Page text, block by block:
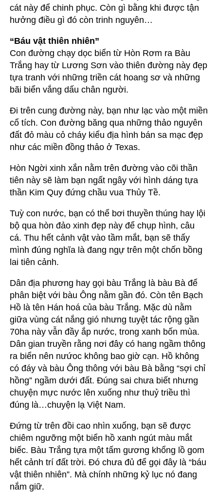
cát này để chinh phục. Còn gì bằng khi được tận
hưởng điều gì đó còn trinh nguyên…
“Báu vật thiên nhiên”
Con đường chạy dọc biển từ Hòn Rơm ra Bàu
Trắng hay từ Lương Sơn vào thiên đường này đẹp
tựa tranh với những triền cát hoang sơ và những
bãi biển vắng dấu chân người.
Đi trên cung đường này, bạn như lạc vào một miền
cổ tích. Con đường băng qua những thảo nguyên
đất đỏ màu cỏ cháy kiểu địa hình bán sa mạc đẹp
như các miền đồng thảo ở Texas.
Hòn Ngời xinh xắn nằm trên đường vào cõi thần
tiên này sẽ làm bạn ngất ngây với hình dáng tựa
thần Kim Quy đứng chầu vua Thủy Tề.
Tuỳ con nước, bạn có thể bơi thuyền thúng hay lội
bộ qua hòn đảo xinh đẹp này để chụp hình, câu
cá. Thu hết cảnh vật vào tầm mắt, bạn sẽ thấy
mình đúng nghĩa là đang ngự trên một chốn bồng
lai tiên cảnh.
Dân địa phương hay gọi bàu Trắng là bàu Bà để
phân biệt với bàu Ông nằm gần đó. Còn tên Bạch
Hồ là tên Hán hoá của bàu Trắng. Mặc dù nằm
giữa vùng cát nắng gió nhưng tuyệt tác rộng gần
70ha này vẫn đầy ắp nước, trong xanh bốn mùa.
Dân gian truyền rằng nơi đây có hang ngầm thông
ra biển nên nưứoc không bao giờ cạn. Hồ không
có đáy và bàu Ông thông với bàu Bà bằng “sợi chỉ
hồng” ngầm dưới đất. Đúng sai chưa biết nhưng
chuyện mực nước lên xuống như thuỷ triều thì
đúng là…chuyện lạ Việt Nam.
Đứng từ trên đồi cao nhìn xuống, bạn sẽ được
chiêm ngưỡng một biển hồ xanh ngút màu mắt
biếc. Bàu Trắng tựa một tấm gương khổng lồ gom
hết cảnh trí đất trời. Đó chưa đủ để gọi đây là “báu
vật thiên nhiên”. Mà chính những kỷ lục nó đang
nắm giữ.